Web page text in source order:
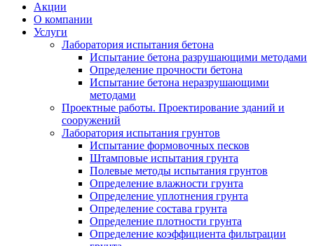
Акции
О компании
Услуги
Лаборатория испытания бетона
Испытание бетона разрушающими методами
Определение прочности бетона
Испытание бетона неразрушающими
методами
Проектные работы. Проектирование зданий и
сооружений
Лаборатория испытания грунтов
Испытание формовочных песков
Штамповые испытания грунта
Полевые методы испытания грунтов
Определение влажности грунта
Определение уплотнения грунта
Определение состава грунта
Определение плотности грунта
Определение коэффициента фильтрации